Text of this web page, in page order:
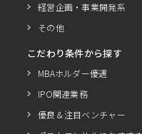
経営企画・事業開発系
その他
こだわり条件から探す
MBAホルダー優遇
IPO関連業務
優良＆注目ベンチャー